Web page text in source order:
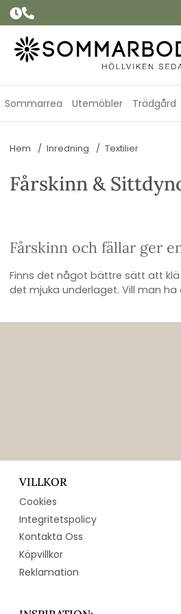
Sommarrea Utemöbler Trädgård
Hem Inredning Textilier
Fårskinn &
Fårskinn och fällar ger
Finns det något bättre sätt att
det mjuka underlaget. Vill man ha
VILLKOR
Cookies
Integritetspolicy
Kontakta Oss
Köpvillkor
Reklamation